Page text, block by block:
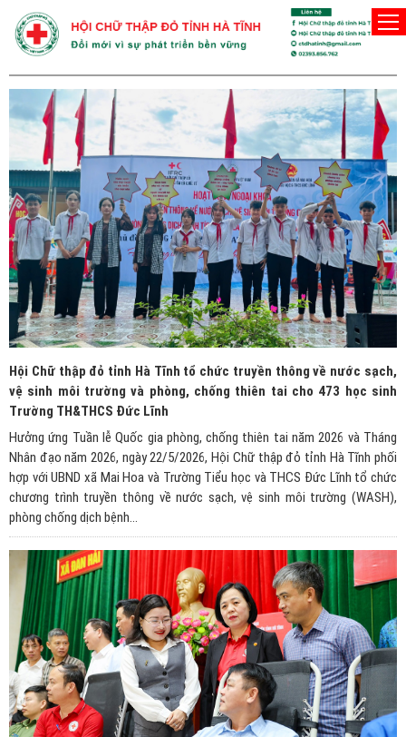
CHĂM SÓC SỨC KHỎE
Hội Chữ thập đỏ tỉnh Hà Tĩnh tổ chức truyền thông về nước sạch,
vệ sinh môi trường và phòng, chống thiên tai cho 473 học sinh
Trường TH&THCS Đức Lĩnh
Hưởng ứng Tuần lễ Quốc gia phòng, chống thiên tai năm 2026 và Tháng
Nhân đạo năm 2026, ngày 22/5/2026, Hội Chữ thập đỏ tỉnh Hà Tĩnh phối
hợp với UBND xã Mai Hoa và Trường Tiểu học và THCS Đức Lĩnh tổ chức
chương trình truyền thông về nước sạch, vệ sinh môi trường (WASH),
phòng chống dịch bệnh...